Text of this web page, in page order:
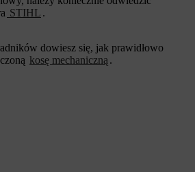
STIHL .
dowiesz się, jak prawidłowo
kosę mechaniczną .